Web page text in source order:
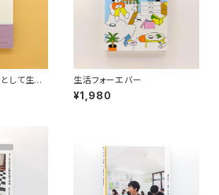
して生活
生活フォーエバー
¥1,980